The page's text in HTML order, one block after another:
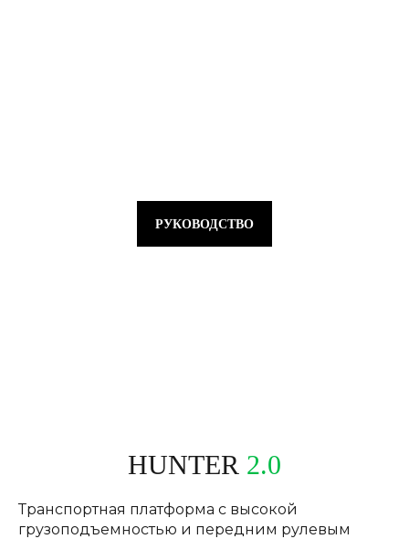
РУКОВОДСТВО
HUNTER 2.0
Транспортная платформа с высокой
грузоподъемностью и передним рулевым